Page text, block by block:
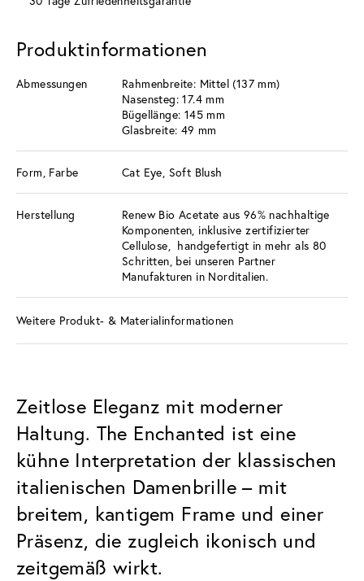
Produktinformationen
Abmessungen
Rahmenbreite: Mittel (137 mm)
Nasensteg: 17.4 mm
Bügellänge: 145 mm
Glasbreite: 49 mm
Form, Farbe Cat Eye, Soft Blush
Herstellung
Renew Bio Acetate aus 96% nachhaltige
Komponenten, inklusive zertifizierter
Cellulose, handgefertigt in mehr als 80
Schritten, bei unseren Partner
Manufakturen in Norditalien.
Weitere Produkt- & Materialinformationen
Zeitlose Eleganz mit moderner
Haltung. The Enchanted ist eine
kühne Interpretation der klassischen
italienischen Damenbrille – mit
breitem, kantigem Frame und einer
Präsenz, die zugleich ikonisch und
zeitgemäß wirkt.